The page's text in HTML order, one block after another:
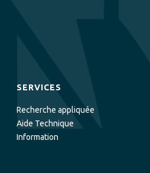
SERVICES
Recherche appliquée
Aide Technique
Information